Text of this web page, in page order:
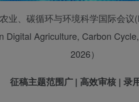
业、碳循环与环境科学国际会议
Digital Agriculture, Carbon
2026）
征稿主题范围广| 高效审核 | 录